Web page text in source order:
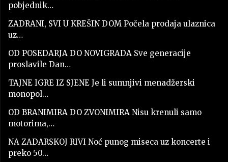
pobjednik…
ZADRANI, SVI U KREŠIN DOM Počela prodaja ulaznica
uz…
OD POSEDARJA DO NOVIGRADA Sve generacije
proslavile Dan…
TAJNE IGRE IZ SJENE Je li sumnjivi menadžerski
monopol…
OD BRANIMIRA DO ZVONIMIRA Nisu krenuli samo
motorima,…
NA ZADARSKOJ RIVI Noć punog miseca uz koncerte i
preko 50…